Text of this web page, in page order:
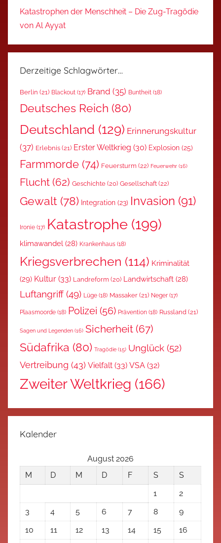
Katastrophen der Menschheit – Die Zug-Tragödie
von Al Ayyat
Derzeitige Schlagwörter…
Berlin (21) Blackout (17) Brand (35) Buntheit (18)
Deutsches Reich (80)
Deutschland (129) Erinnerungskultur
(37) Erlebnis (21) Erster Weltkrieg (30) Explosion (25)
Farmmorde (74) Feuersturm (22) Feuerwehr (16)
Flucht (62) Geschichte (20) Gesellschaft(22)
Gewalt (78) Integration (23) Invasion (91)
Ironie (17) Katastrophe (199)
klimawandel (28) Krankenhaus (18)
Kriegsverbrechen (114) Kriminalität
(29) Kultur (33) Landreform (20) Landwirtschaft (28)
Luftangriff (49) Lüge (18) Massaker (21) Neger (17)
Plaasmoorde (18) Polizei (56) Prävention (18) Russland (21)
Sagen und Legenden (16) Sicherheit (67)
Südafrika (80) Tragödie (15) Unglück (52)
Vertreibung (43) Vielfalt (33) VSA (32)
Zweiter Weltkrieg (166)
Kalender
August 2026
M
D M D F S
S
1
2
3
4 5 6 7 8
9
10
11 12 13 14 15
16